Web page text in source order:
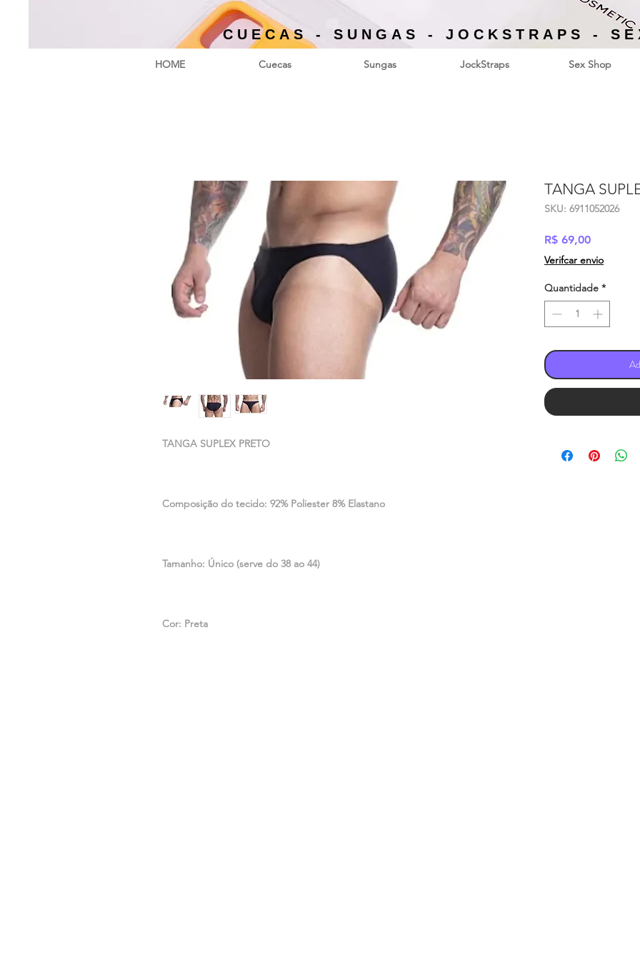
CUECAS - SUNGAS - JOCKSTRAPS -
HOME Cuecas Sungas JockStraps Sex Shop
TANGA SUPLEX PRETO
Composição do tecido: 92% Poliester 8% Elastano
Tamanho: Único (serve do 38 ao 44)
Cor: Preta
TANGA
SKU: 6911052026
R$ 69,00Preço
Verifcar envio
Quantidade *